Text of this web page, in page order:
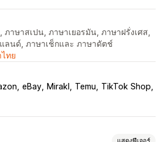
าษาสเปน, ภาษาเยอรมัน, ภาษาฝรั่งเศส,
ลนด์, ภาษาเช็กและ ภาษาดัตช์
ทย
eBay Mirakl Temu
TikTok Shop